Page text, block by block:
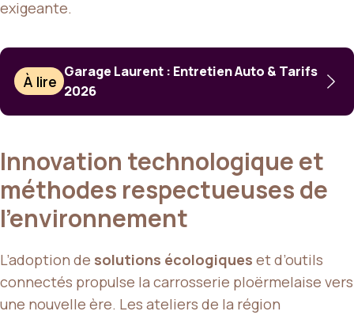
exigeante.
À lire
Garage Laurent : Entretien Auto & Tarifs
2026
Innovation technologique et
méthodes respectueuses de
l’environnement
L’adoption de solutions écologiques et d’outils
connectés propulse la carrosserie ploërmelaise vers
une nouvelle ère. Les ateliers de la région